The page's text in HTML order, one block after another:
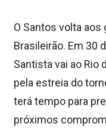
O Santos volta
Brasileirão. Em 30
Santista vai ao Rio
pela estreia do
terá tempo para
próximos